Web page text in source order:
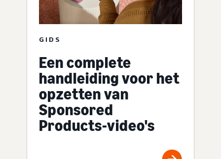
GIDS
Een complete
handleiding voor het
opzetten van
Sponsored
Products-video's